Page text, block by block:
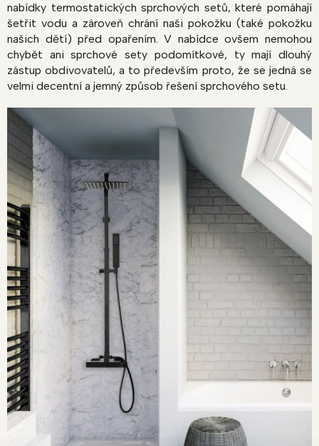
nabídky termostatických sprchových setů, které pomáhají
šetřit vodu a zároveň chrání naši pokožku (také pokožku
našich dětí) před opařením. V nabídce ovšem nemohou
chybět ani sprchové sety podomítkové, ty mají dlouhý
zástup obdivovatelů, a to především proto, že se jedná se
velmi decentní a jemný způsob řešení sprchového setu.